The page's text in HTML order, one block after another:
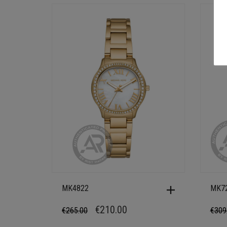
MK4822
€265.00
ORIGINAL
€210.00 €